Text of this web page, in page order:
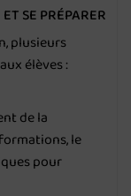
SE PRÉPARER
plusieurs
élèves :
de la
le
pour